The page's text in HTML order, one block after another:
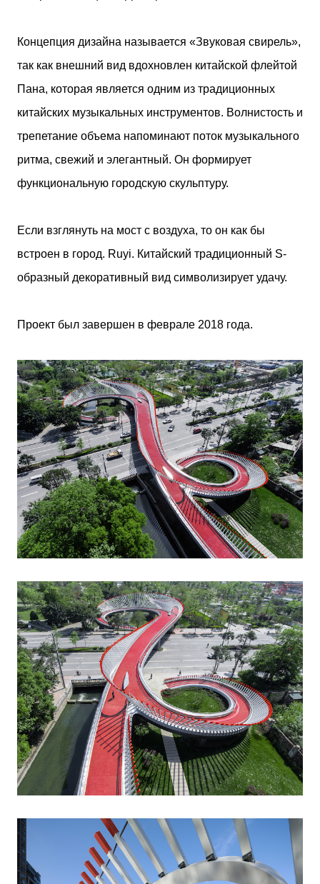
Концепция дизайна называется «Звуковая свирель»,
так как внешний вид вдохновлен китайской флейтой
Пана, которая является одним из традиционных
китайских музыкальных инструментов. Волнистость и
трепетание объема напоминают поток музыкального
ритма, свежий и элегантный. Он формирует
функциональную городскую скульптуру.
Если взглянуть на мост с воздуха, то он как бы
встроен в город. Ruyi. Китайский традиционный S-
образный декоративный вид символизирует удачу.
Проект был завершен в феврале 2018 года.